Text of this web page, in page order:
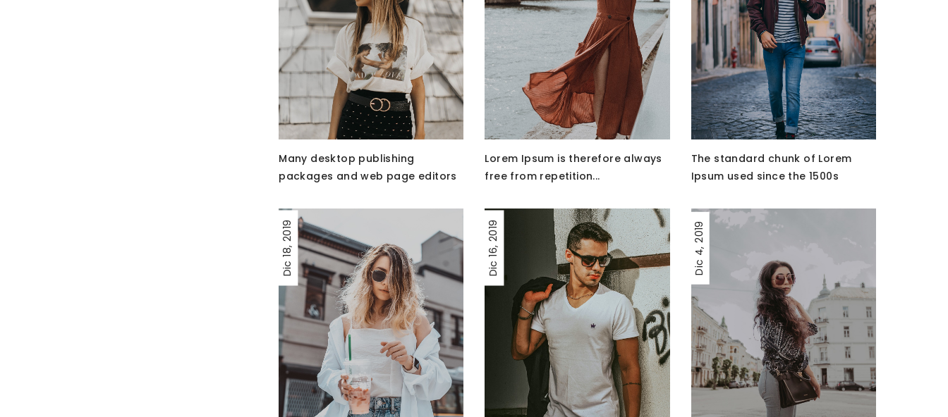
Many desktop publishing
packages and web page editors
Lorem Ipsum is therefore always
free from repetition...
The standard chunk of Lorem
Ipsum used since the 1500s
Dic
18,
2019
Dic
16,
2019
Dic
4,
2019